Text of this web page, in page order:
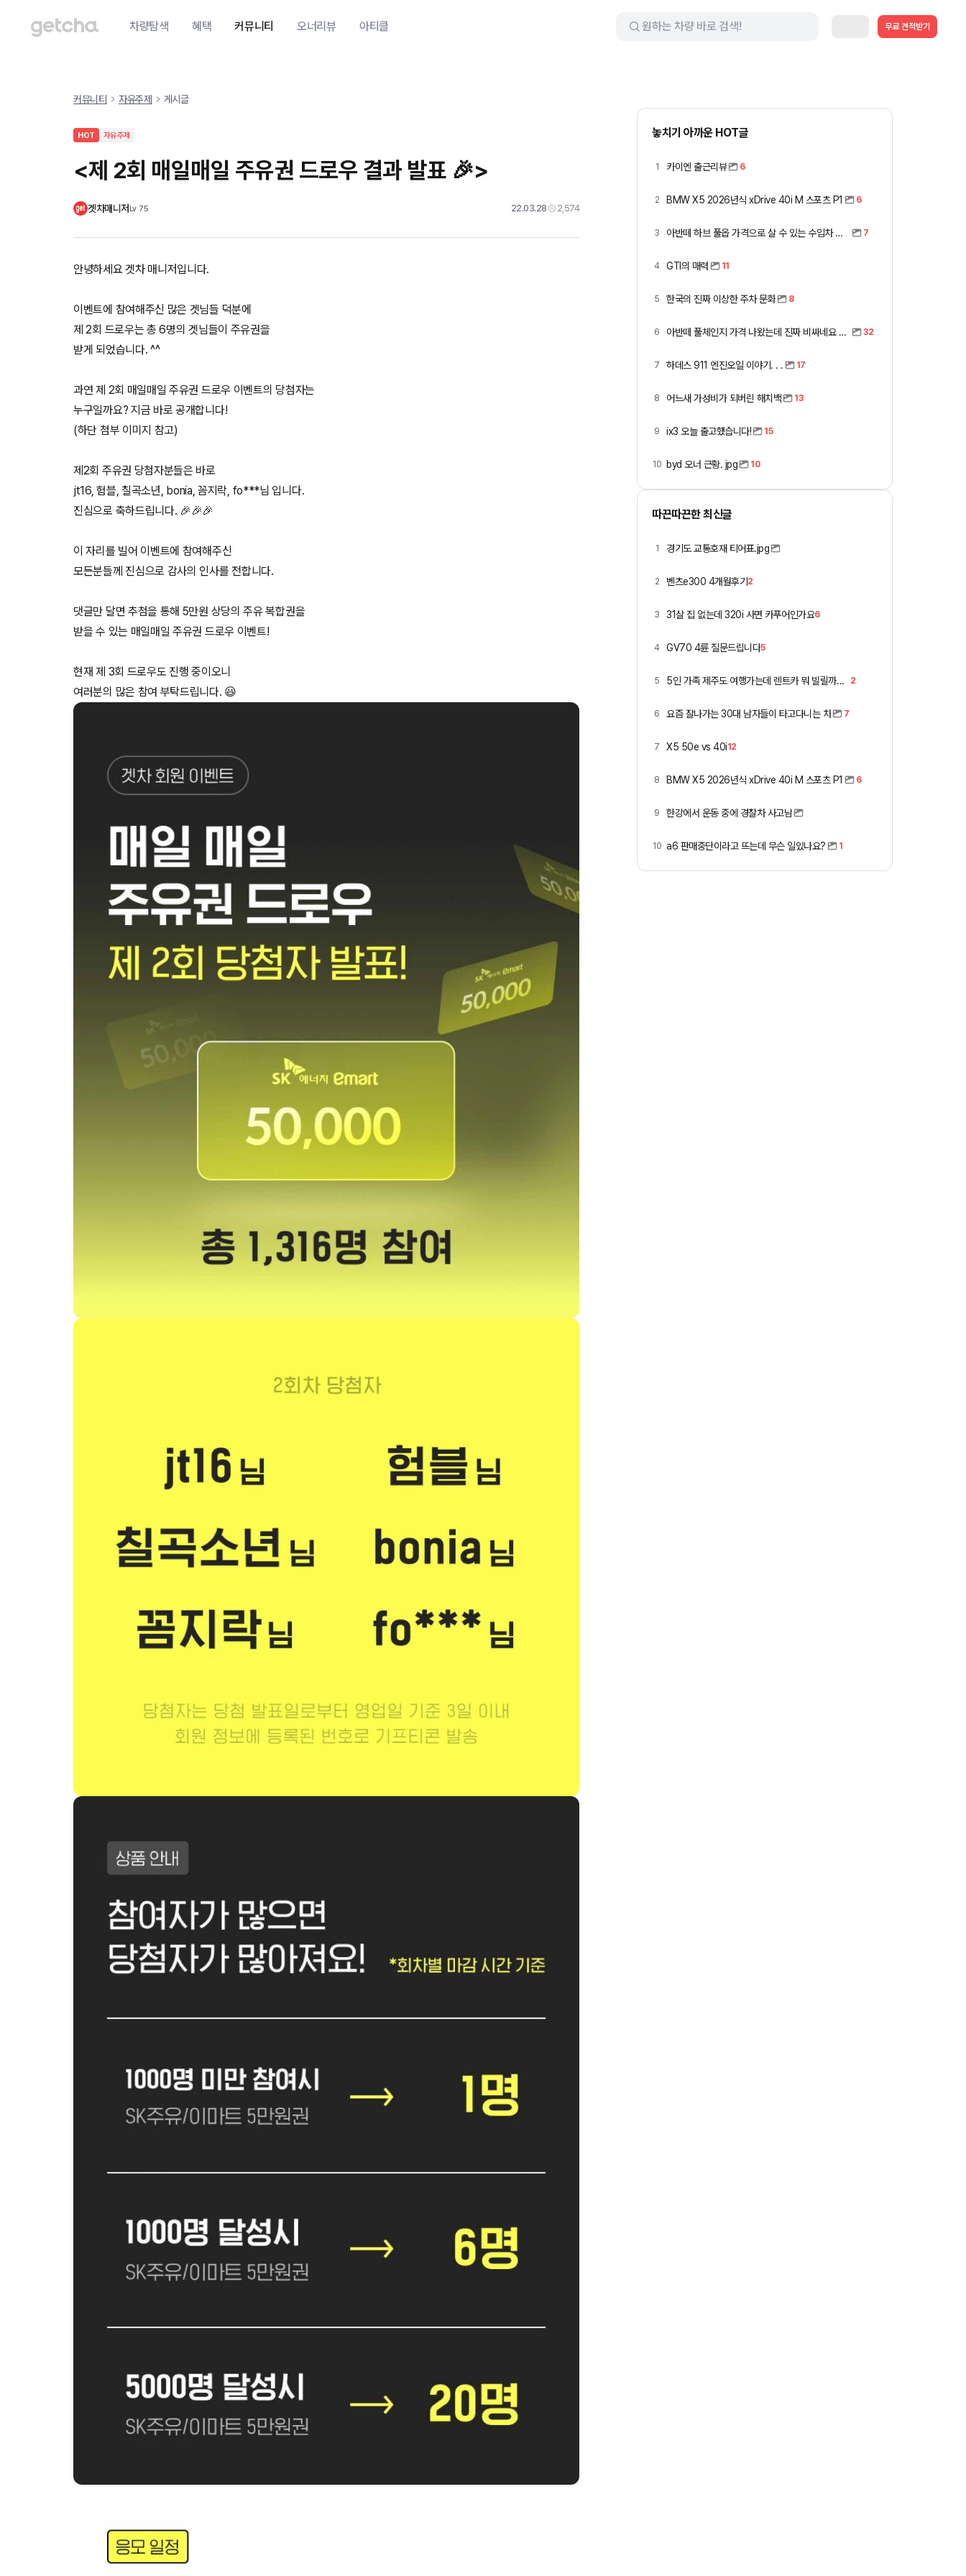
차량탐색 혜택 커뮤니티 오너리뷰 아티클 무료 견적받기
커뮤니티 자유주제 게시글
HOT 자유주제
<제 2회 매일매일 주유권 드로우 결과 발표 🎉>
겟차매니저Lv 75 22.03.28 2,574
안녕하세요 겟차 매니저입니다.
이벤트에 참여해주신 많은 겟님들 덕분에
제 2회 드로우는 총 6명의 겟님들이 주유권을
받게 되었습니다. ^^
과연 제 2회 매일매일 주유권 드로우 이벤트의 당첨자는
누구일까요? 지금 바로 공개합니다!
(하단 첨부 이미지 참고)
제2회 주유권 당첨자분들은 바로
jt16, 험블, 칠곡소년, bonia, 꼼지락, fo***님 입니다.
진심으로 축하드립니다. 🎉🎉🎉
이 자리를 빌어 이벤트에 참여해주신
모든분들께 진심으로 감사의 인사를 전합니다.
댓글만 달면 추첨을 통해 5만원 상당의 주유 복합권을
받을 수 있는 매일매일 주유권 드로우 이벤트!
현재 제 3회 드로우도 진행 중이오니
여러분의 많은 참여 부탁드립니다. 😃
놓치기 아까운 HOT글
1 카이엔 출근리뷰 6
2 BMW X5 2026년식 xDrive 40i M 스포츠 P1 6
3 아반떼 하브 풀옵 가격으로 살 수 있는 수입차 모아봤습니다 (중고 포함) 7
4 GTI의 매력 11
5 한국의 진짜 이상한 주차 문화 8
6 아반떼 풀체인지 가격 나왔는데 진짜 비싸네요 ㅎㅎ 32
7 하데스 911 엔진오일 이야기. . . 17
8 어느새 가성비가 되버린 해치백 13
9 ix3 오늘 출고했습니다! 15
10 byd 오너 근황. jpg 10
따끈따끈한 최신글
1 경기도 교통호재 티어표.jpg
2 벤츠e300 4개월후기 2
3 31살 집 없는데 320i 사면 카푸어인가요6
4 GV70 4륜 질문드립니다5
5 5인 가족 제주도 여행가는데 렌트카 뭐 빌릴까요 ㅎ 2
6 요즘 잘나가는 30대 남자들이 타고다니는 차 7
7 X5 50e vs 40i12
8 BMW X5 2026년식 xDrive 40i M 스포츠 P1 6
9 한강에서 운동 중에 경찰차 사고남
10 a6 판매중단이라고 뜨는데 무슨 일있나요? 1